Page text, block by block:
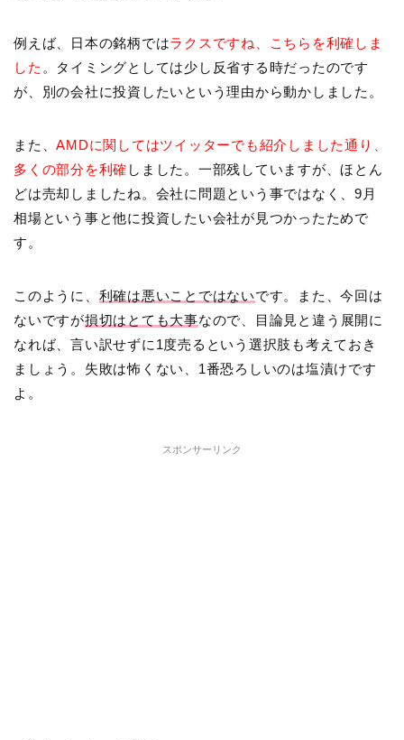
例えば、日本の銘柄ではラクスですね、こちらを利確しま
した 。タイミングとしては少し反省する時だったのです
が、別の会社に投資したいという理由から動かしました。
また、AMDに関してはツイッターでも紹介しました通り、
多くの部分を利確 しました。一部残していますが、ほとん
どは売却しましたね。会社に問題という事ではなく、9月
相場という事と他に投資したい会社が見つかったためで
す。
このように、 利確は悪いことではないです。また、今回は
ないですが損切はとても大事なので、目論見と違う展開に
なれば、言い訳せずに1度売るという選択肢も考えておき
ましょう。失敗は怖くない、1番恐ろしいのは塩漬けです
よ。
スポンサーリンク